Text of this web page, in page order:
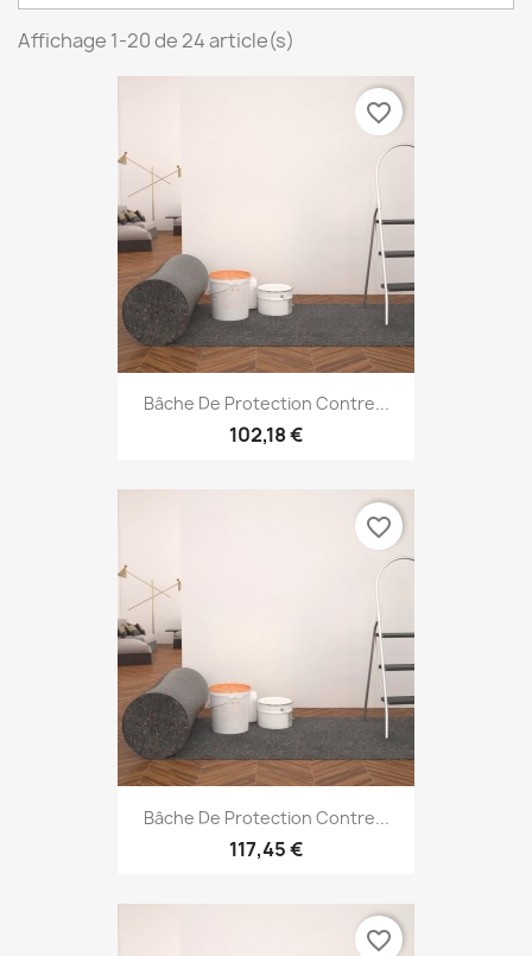
Affichage 1-20 de 24 article(s)
Bâche De Protection Contre...
102,18 €
favorite_border
Bâche De Protection Contre...
117,45 €
favorite_border
favorite_border